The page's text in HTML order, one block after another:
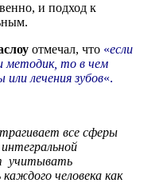
и подход к
отмечал, что «если
методик, то в чем
лечения зубов«.
все сферы
учитывать
человека как